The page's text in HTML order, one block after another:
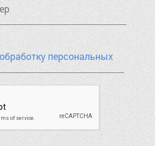
обработку персональных